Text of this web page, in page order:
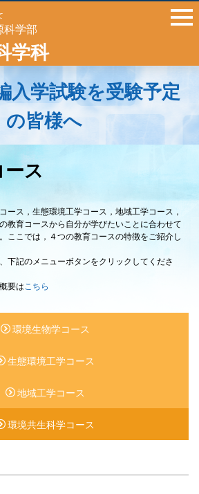
科学部
学科
入学試験を受験予定
の皆様へ
ス
ース，生態環境工学コース，地域工学コース，
教育コースから自分が学びたいことに合わせて
ここでは，４つの教育コースの特徴をご紹介し
下記のメニューボタンをクリックしてくださ
要は こちら
環境生物学コース
生態環境工学コース
地域工学コース
環境共生科学コース